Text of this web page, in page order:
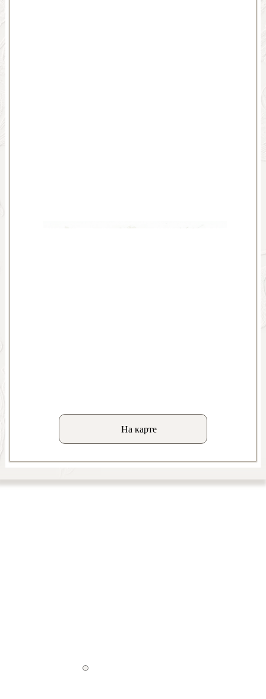
На карте